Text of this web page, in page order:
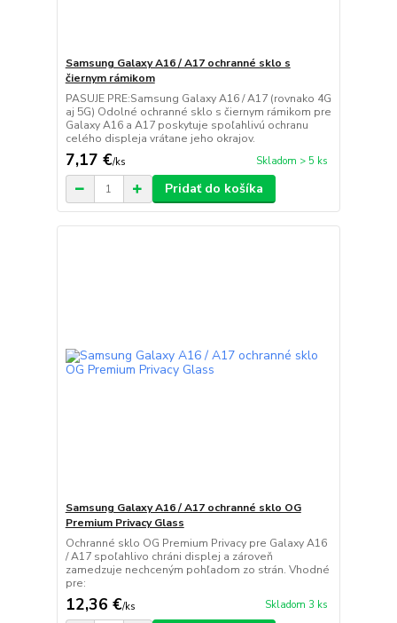
Samsung Galaxy A16 / A17 ochranné sklo s
čiernym rámikom
PASUJE PRE:Samsung Galaxy A16 / A17 (rovnako 4G
aj 5G) Odolné ochranné sklo s čiernym rámikom pre
Galaxy A16 a A17 poskytuje spoľahlivú ochranu
celého displeja vrátane jeho okrajov.
7,17 €/ks Skladom > 5 ks
Pridať do košíka
Samsung Galaxy A16 / A17 ochranné sklo OG
Premium Privacy Glass
Ochranné sklo OG Premium Privacy pre Galaxy A16
/ A17 spoľahlivo chráni displej a zároveň
zamedzuje nechceným pohľadom zo strán. Vhodné
pre:
12,36 €/ks Skladom 3 ks